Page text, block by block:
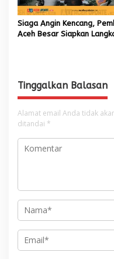
Siaga Angin Kencang,
Aceh Besar Siapkan
Tinggalkan Balasan
Alamat email Anda tidak
ditandai *